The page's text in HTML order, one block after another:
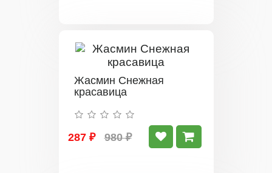
Жасмин Снежная
красавица
287 ₽ 980 ₽